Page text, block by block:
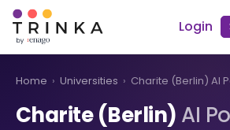
Login
Home › Universities › Charite (Berlin) AI
Charite (Berlin) AI